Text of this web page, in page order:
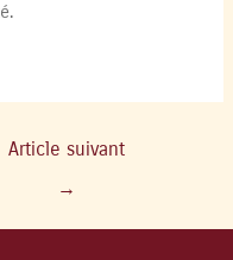
Article suivant
→